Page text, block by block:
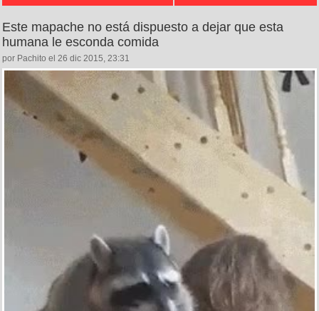
Este mapache no está dispuesto a dejar que esta
humana le esconda comida
por Pachito el 26 dic 2015, 23:31